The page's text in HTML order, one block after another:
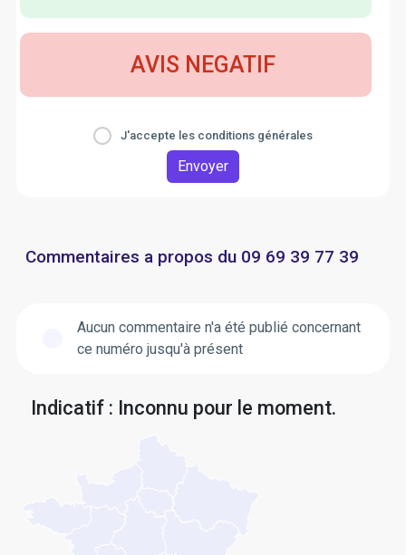
AVIS NEGATIF
J'accepte les conditions générales
Envoyer
Commentaires a propos du 09 69 39 77 39
Aucun commentaire n'a été publié concernant
ce numéro jusqu'à présent
Indicatif : Inconnu pour le moment.